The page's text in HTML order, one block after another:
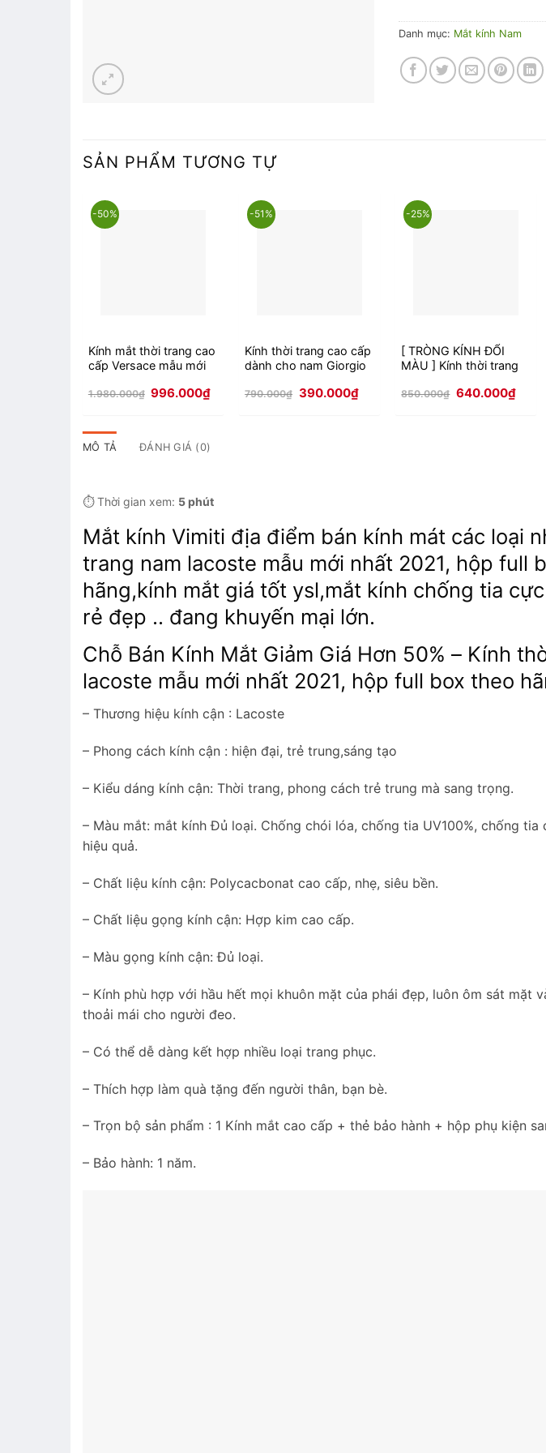
Danh mục: Mắt kính Nam
SẢN PHẨM TƯƠNG TỰ
-50%
Kính mắt thời trang cao
cấp Versace mẫu mới
1.980.000₫ Giá
gốc
996.000₫Giá
-51%
Kính thời trang cao cấp
dành cho nam Giorgio
790.000₫ Giá
gốc
390.000₫Giá
hiện
-25%
[ TRÒNG KÍNH ĐỔI
MÀU ] Kính thời trang
Audi phiên bản mới
850.000₫ Giá
gốc
640.000₫Giá
MÔ TẢ ĐÁNH GIÁ (0)
⏱️ Thời gian xem: 5 phút
Mắt kính Vimiti địa điểm bán kính mát các loại
trang nam lacoste mẫu mới nhất 2021, hộp full
hãng,kính mắt giá tốt ysl,mắt kính chống tia
rẻ đẹp .. đang khuyến mại lớn.
Chỗ Bán Kính Mắt Giảm Giá Hơn 50% – Kính
lacoste mẫu mới nhất 2021, hộp full box theo
– Thương hiệu kính cận : Lacoste
– Phong cách kính cận : hiện đại, trẻ trung,sáng tạo
– Kiểu dáng kính cận: Thời trang, phong cách trẻ trung mà sang trọng.
– Màu mắt: mắt kính Đủ loại. Chống chói lóa, chống tia UV100%, chống
hiệu quả.
– Chất liệu kính cận: Polycacbonat cao cấp, nhẹ, siêu bền.
– Chất liệu gọng kính cận: Hợp kim cao cấp.
– Màu gọng kính cận: Đủ loại.
– Kính phù hợp với hầu hết mọi khuôn mặt của phái đẹp, luôn ôm sát mặt
thoải mái cho người đeo.
– Có thể dễ dàng kết hợp nhiều loại trang phục.
– Thích hợp làm quà tặng đến người thân, bạn bè.
– Trọn bộ sản phẩm : 1 Kính mắt cao cấp + thẻ bảo hành + hộp phụ kiện
– Bảo hành: 1 năm.